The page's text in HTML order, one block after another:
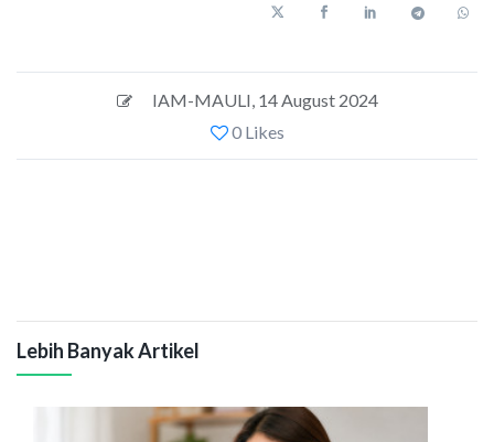
IAM-MAULI 14 August 2024
0 Likes
Lebih Banyak Artikel